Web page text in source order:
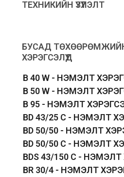
ТЕХНИКИЙН ҮЗҮҮЛЭЛТ
БУСАД
ХЭРЭГСЭЛҮҮД
B 40 W - НЭМЭЛТ
B 50 W - НЭМЭЛТ
B 95 - НЭМЭЛТ
BD 43/25 C - НЭМЭЛТ
BD 50/50 - НЭМЭЛТ
BD 50/50 C - НЭМЭЛТ
BDS 43/150 C -
BR 30/4 - НЭМЭЛТ